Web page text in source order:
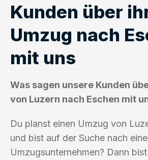
Kunden über
Umzug nach
mit uns
Was sagen unsere Kunden
von Luzern nach Eschen mit
Du planst einen Umzug von
und bist auf der Suche nach
Umzugsunternehmen? Dann